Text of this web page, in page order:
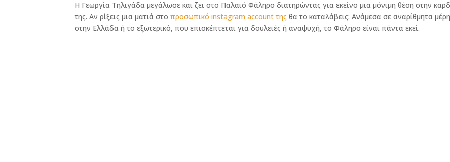
Η Γεωργία Τηλιγάδα μεγάλωσε και ζει στο Παλαιό Φάληρο διατηρώντας για εκείνο μια μόνιμη θέση στην
της. Αν ρίξεις μια ματιά στοπροσωπικό instagram account της θα το καταλάβεις: Ανάμεσα σε αναρίθμητα μέρη
στην Ελλάδα ή το εξωτερικό, που επισκέπτεται για δουλειές ή αναψυχή, το Φάληρο είναι πάντα εκεί.